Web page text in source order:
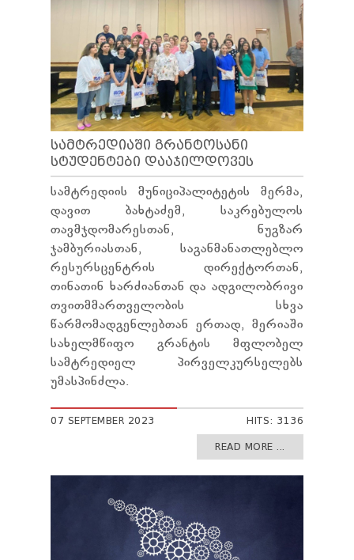
ᲡᲐᲛᲢᲠᲔᲓᲘᲐᲨᲘ ᲒᲠᲐᲜᲢᲝᲡᲐᲜᲘ
ᲡᲢᲣᲓᲔᲜᲢᲔᲑᲘ ᲓᲐᲐᲯᲘᲚᲓᲝᲕᲔᲡ
სამტრედიის მუნიციპალიტეტის მერმა,
დავით ბახტაძემ, საკრებულოს
თავმჯდომარესთან, ნუგზარ
ჯამბურიასთან, საგანმანათლებლო
რესურსცენტრის დირექტორთან,
თინათინ ხარძიანთან და ადგილობრივი
თვითმმართველობის სხვა
წარმომადგენლებთან ერთად, მერიაში
სახელმწიფო გრანტის მფლობელ
სამტრედიელ პირველკურსელებს
უმასპინძლა.
07 SEPTEMBER 2023 HITS: 3136
READ MORE ...